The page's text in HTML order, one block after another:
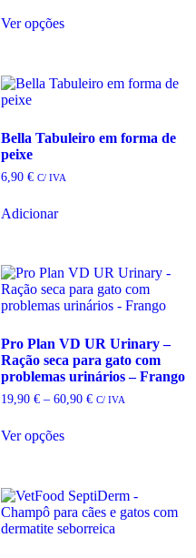
Ver opçõesproduct
The
be
on
Bella Tabuleiro em forma de
peixe
6,90 € C/ IVA
Adicionar
Pro Plan VD UR Urinary –
Ração seca para gato com
problemas urinários – Frango
19,90 € – 60,90 €Price
C/ IVA
Ver opçõesproduct
The
options
may